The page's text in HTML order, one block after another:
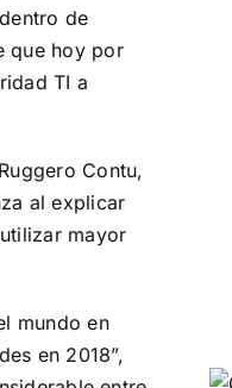
de
que hoy por
TI a
Contu,
al explicar
mayor
mundo en
en 2018”,